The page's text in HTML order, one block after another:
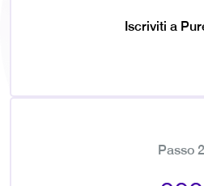
Iscriviti a
Passo 2